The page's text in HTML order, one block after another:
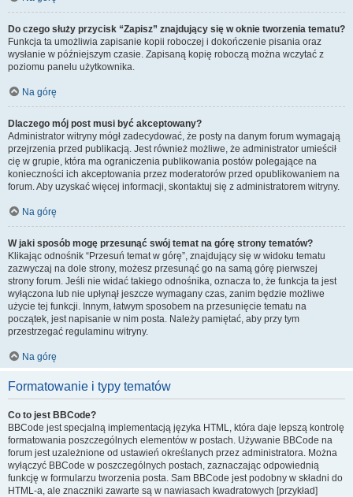
Do czego służy przycisk “Zapisz” znajdujący się w oknie tworzenia tematu?
Funkcja ta umożliwia zapisanie kopii roboczej i dokończenie pisania oraz
wysłanie w późniejszym czasie. Zapisaną kopię roboczą można wczytać z
poziomu panelu użytkownika.
Na górę
Dlaczego mój post musi być akceptowany?
Administrator witryny mógł zadecydować, że posty na danym forum wymagają
przejrzenia przed publikacją. Jest również możliwe, że administrator umieścił
cię w grupie, która ma ograniczenia publikowania postów polegające na
konieczności ich akceptowania przez moderatorów przed opublikowaniem na
forum. Aby uzyskać więcej informacji, skontaktuj się z administratorem witryny.
Na górę
W jaki sposób mogę przesunąć swój temat na górę strony tematów?
Klikając odnośnik “Przesuń temat w górę”, znajdujący się w widoku tematu
zazwyczaj na dole strony, możesz przesunąć go na samą górę pierwszej
strony forum. Jeśli nie widać takiego odnośnika, oznacza to, że funkcja ta jest
wyłączona lub nie upłynął jeszcze wymagany czas, zanim będzie możliwe
użycie tej funkcji. Innym, łatwym sposobem na przesunięcie tematu na
początek, jest napisanie w nim posta. Należy pamiętać, aby przy tym
przestrzegać regulaminu witryny.
Na górę
Formatowanie i typy tematów
Co to jest BBCode?
BBCode jest specjalną implementacją języka HTML, która daje lepszą kontrolę
formatowania poszczególnych elementów w postach. Używanie BBCode na
forum jest uzależnione od ustawień określanych przez administratora. Można
wyłączyć BBCode w poszczególnych postach, zaznaczając odpowiednią
funkcję w formularzu tworzenia posta. Sam BBCode jest podobny w składni do
HTML-a, ale znaczniki zawarte są w nawiasach kwadratowych [przykład]